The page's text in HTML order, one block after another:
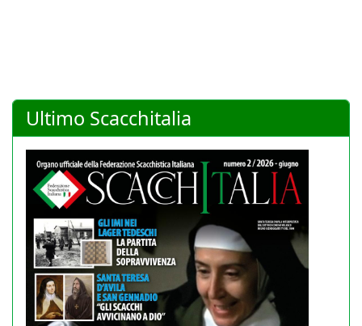
Ultimo Scacchitalia